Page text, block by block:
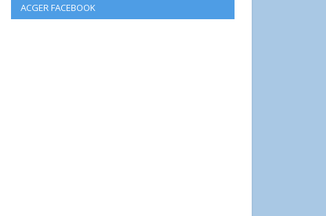
ACGER FACEBOOK